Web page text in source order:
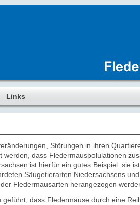
Links
Störungen in ihren
dass Fledermauspolulationen
ist hierfür ein gutes Beispiel: sie
Säugetierarten Niedersachsens
Fledermausarten herangezogen
dass Fledermäuse durch eine